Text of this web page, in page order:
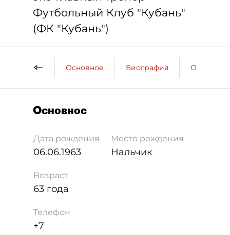
Футбольный Клуб "Кубань"
(ФК "Кубань")
Основное Биография
Основное
Дата рождения
06.06.1963
Место рождения
Нальчик
Возраст
63 года
Телефон
+7